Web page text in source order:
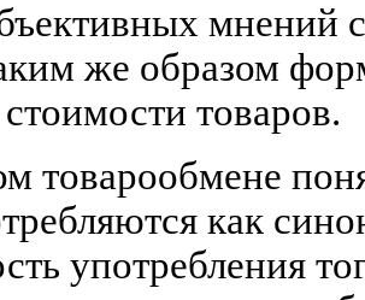
мнений
же образом
товаров.
товарообмене
как
употребления